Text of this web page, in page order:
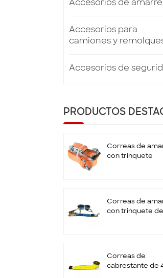
Accesorios de amarre
Accesorios para
camiones y
Accesorios de
PRODUCTOS
Correas de
con trinquete
Correas de
con trinquete
Correas de
cabrestante de